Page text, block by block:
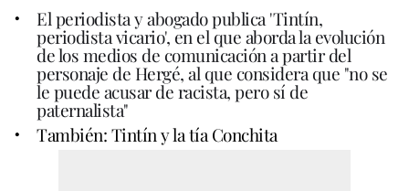
El periodista y abogado publica 'Tintín,
periodista vicario', en el que aborda la evolución
de los medios de comunicación a partir del
personaje de Hergé, al que considera que "no se
le puede acusar de racista, pero sí de
paternalista"
También: Tintín y la tía Conchita